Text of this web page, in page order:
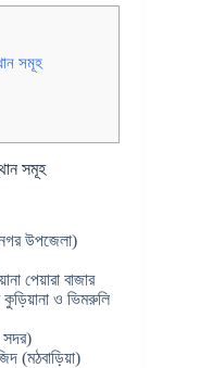
সমূহ
সমূহ
উপজেলা)
পেয়ারা বাজার
ও ভিমরুলি
সদর)
(মঠবাড়িয়া)